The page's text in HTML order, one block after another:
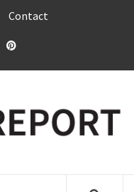
Contact
Pinterest